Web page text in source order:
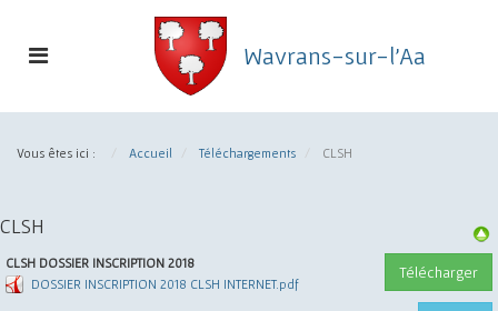
Toggle
Wavrans-sur-l'Aa
Commune
Wavrans-
Vous êtes ici : Accueil Téléchargements CLSH
Téléchargements
CLSH
CLSH DOSSIER INSCRIPTION 2018
DOSSIER INSCRIPTION 2018 CLSH INTERNET.pdf
Télécharger